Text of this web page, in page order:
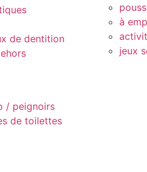
de dentition
à
jeux
/ peignoirs
de toilettes